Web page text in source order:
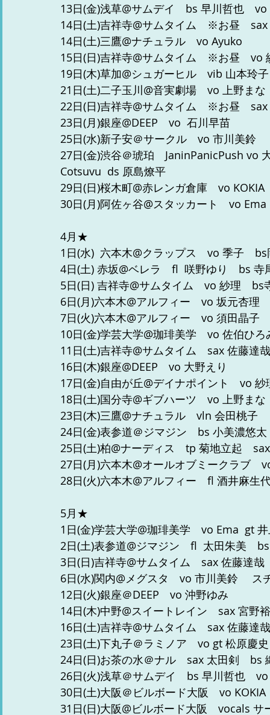
13日(金)浅草@サムデイ　bs 早川哲也　
14日(土)吉祥寺@サムタイム　※お昼　
14日(土)三鷹@ナチュラル　vo Ayuko
15日(日)吉祥寺@サムタイム　※お昼　vo
19日(木)草加@シュガーヒル　vib 山本玲子
21日(土)二子玉川@音実劇場　vo 上野まな
22日(日)吉祥寺@サムタイム　※お昼　
23日(月)銀座@DEEP　vo  石川早苗
25日(水)新子安＠サークル　vo 市川美鈴
27日(金)渋谷＠琥珀　JaninPanicPush vo
Cotsuvu  ds 原島燎平
29日(日)桜木町@赤レンガ倉庫　vo KOKIA
30日(月)阿佐ヶ谷@スタッカート　vo Ema
4月★
1日(水)  六本木@クラップス　vo 季子　
4日(土) 赤坂@ベレラ　fl  咲野ゆり　bs 寺
5日(日) 吉祥寺@サムタイム　vo 紗理　
6日(月)六本木@アルフィー　vo 坂元杏理
7日(火)六本木@アルフィー　vo 須田晶子
10日(金)学芸大学@珈琲美学　vo 佐伯ひ
11日(土)吉祥寺@サムタイム　sax 佐藤達哉
16日(木)銀座@DEEP　vo 大野えり
17日(金)自由が丘@デイナポイント　vo 紗
18日(土)国分寺@ギブハーツ　vo 上野まな
23日(木)三鷹@ナチュラル　vln 会田桃子
24日(金)表参道＠ジマジン　bs 小美濃悠
25日(土)柏@ナーディス　tp 菊地立起　
27日(月)六本木@オールオブミークラブ　
28日(火)六本木@アルフィー　fl 酒井麻生
5月★
1日(金)学芸大学@珈琲美学　vo Ema  gt
2日(土)表参道@ジマジン　fl  太田朱美　
3日(日)吉祥寺@サムタイム　sax 佐藤達
6日(水)関内@メグスタ　vo 市川美鈴　
12日(火)銀座＠DEEP　vo 沖野ゆみ
14日(木)中野@スイートレイン　sax 宮野
16日(土)吉祥寺@サムタイム　sax 佐藤達哉
23日(土)下丸子＠ラミノア　vo gt 松原慶史
24日(日)お茶の水＠ナル　sax 太田剣　bs
26日(火)浅草＠サムデイ　bs 早川哲也　
30日(土)大阪＠ビルボード大阪　vo
31日(日)大阪@ビルボード大阪　vocals